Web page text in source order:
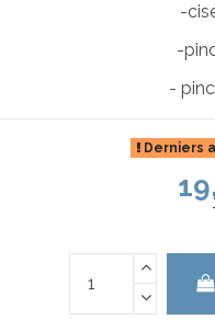
-
-
-
Derniers